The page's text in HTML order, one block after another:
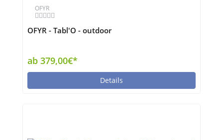
OFYR
OFYR - Tabl'O - outdoor
ab 379,00€*
Details